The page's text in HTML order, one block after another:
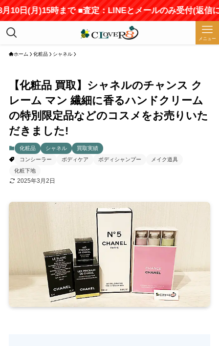
日(月)15時まで ■査定：LINEとメールのみ受付(返信には
メニュー
ホーム 化粧品 シャネル
【化粧品 買取】シャネルのチャンス ク
レーム マン 繊細に香るハンドクリーム
の特別限定品などのコスメをお売りいた
だきました!
化粧品 シャネル
買取実績
コンシーラー
ボディケア ボディシャンプー
メイク道具
化粧下地
2025年3月2日